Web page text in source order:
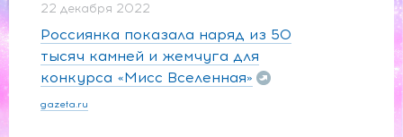
22 декабря 2022
Россиянка показала наряд из 50
тысяч камней и жемчуга для
конкурса «Мисс Вселенная»
gazeta.ru